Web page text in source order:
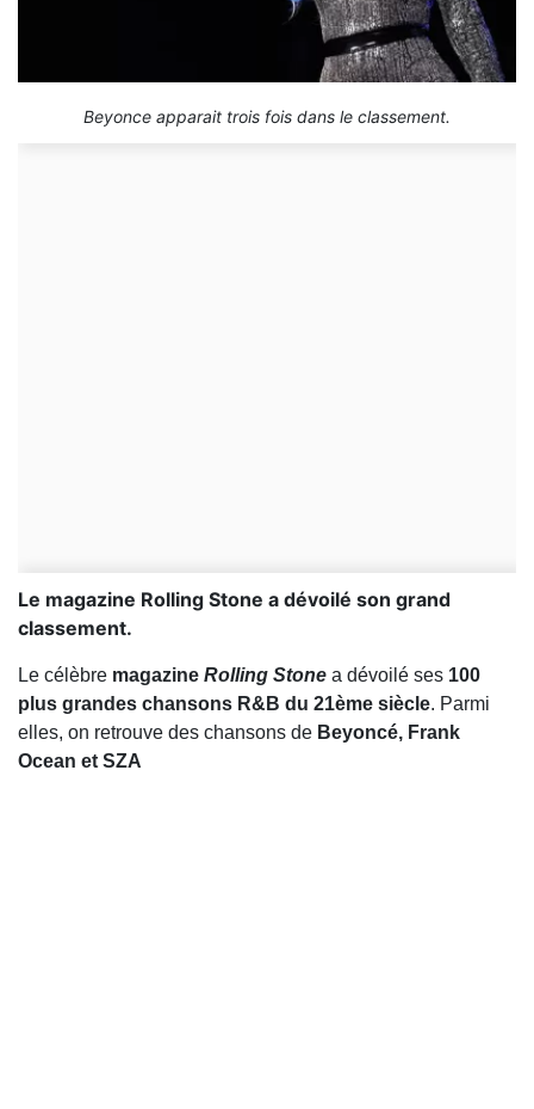
Beyonce apparait trois fois dans le classement.
Le magazine Rolling Stone a dévoilé son grand
classement.
Le célèbre magazine Rolling Stone a dévoilé ses 100
plus grandes chansons R&B du 21ème siècle. Parmi
elles, on retrouve des chansons de Beyoncé, Frank
Ocean et SZA